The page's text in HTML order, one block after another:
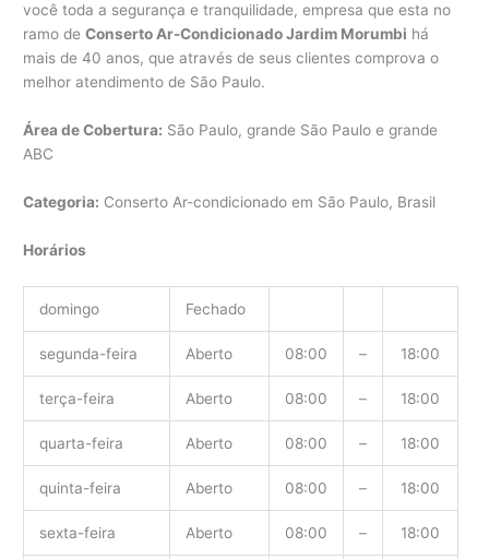
você toda a segurança e tranquilidade, empresa que esta no
ramo deConserto Ar-Condicionado Jardim Morumbi há
mais de 40 anos, que através de seus clientes comprova o
melhor atendimento de São Paulo.
Área de Cobertura: São Paulo, grande São Paulo e grande
ABC
Categoria: Conserto Ar-condicionado em São Paulo, Brasil
Horários
domingo Fechado
segunda-feira Aberto 08:00 – 18:00
terça-feira Aberto 08:00 – 18:00
quarta-feira Aberto 08:00 – 18:00
quinta-feira Aberto 08:00 – 18:00
sexta-feira Aberto 08:00 – 18:00